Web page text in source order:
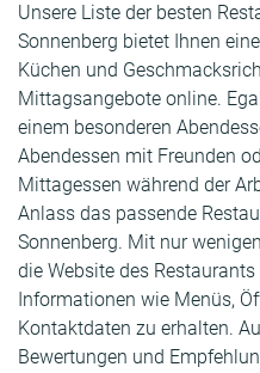
Unsere Liste der besten
Sonnenberg bietet Ihnen
Küchen und
Mittagsangebote online.
einem besonderen
Abendessen mit Freunden
Mittagessen während der
Anlass das passende
Sonnenberg. Mit nur
die Website des
Informationen wie Menüs,
Kontaktdaten zu erhalten.
Bewertungen und